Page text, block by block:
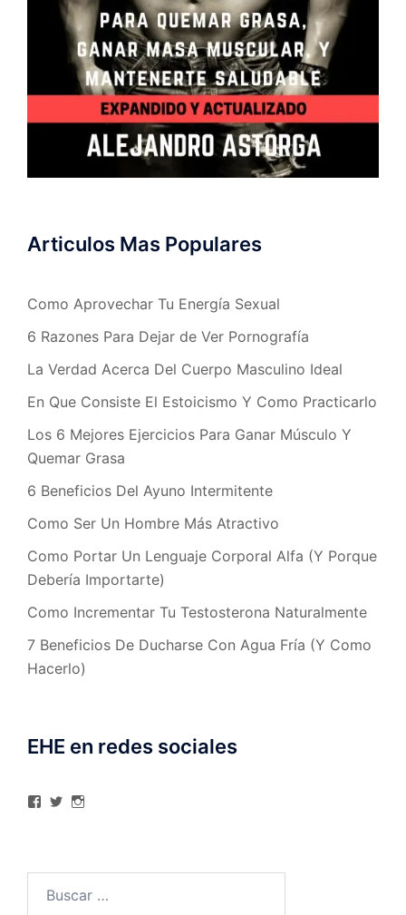
Articulos Mas Populares
Como Aprovechar Tu Energía Sexual
6 Razones Para Dejar de Ver Pornografía
La Verdad Acerca Del Cuerpo Masculino Ideal
En Que Consiste El Estoicismo Y Como Practicarlo
Los 6 Mejores Ejercicios Para Ganar Músculo Y
Quemar Grasa
6 Beneficios Del Ayuno Intermitente
Como Ser Un Hombre Más Atractivo
Como Portar Un Lenguaje Corporal Alfa (Y Porque
Debería Importarte)
Como Incrementar Tu Testosterona Naturalmente
7 Beneficios De Ducharse Con Agua Fría (Y Como
Hacerlo)
EHE en redes sociales
Ver
Facebook
Ver
TwitterInstagram